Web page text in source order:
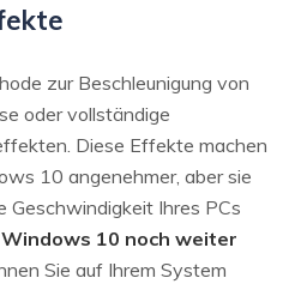
zur Beschleunigung von
oder vollständige
Diese Effekte machen
10 angenehmer, aber sie
Geschwindigkeit Ihres PCs
Windows 10 noch weiter
Sie auf Ihrem System